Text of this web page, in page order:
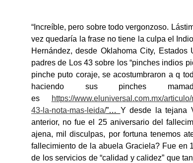
“Increíble, pero sobre todo vergonzoso.
vez quedaría la frase no tiene la culpa el
Hernández, desde Oklahoma City,
padres de Los 43 sobre los “pinches indios
pinche puto coraje, se acostumbraron a q
haciendo sus pinches
es
https://www.eluniversal.com.mx/
43-la-nota-mas-leida/”… Y desde la tejana
anterior, no fue el 25 aniversario del
ajena, mil disculpas, por fortuna tenemos
fallecimiento de la abuela Graciela? Fue en
de los servicios de “calidad y calidez” que